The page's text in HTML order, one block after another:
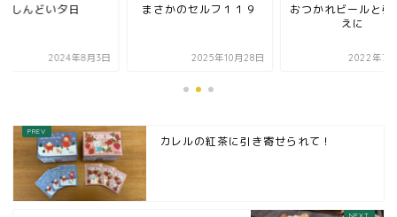
しんどい夕日
2024年8月3日
まさかのセルフ１１９
2025年10月28日
おつかれビールと引
えに
2022年7
カレルの紅茶に引き寄せられて！